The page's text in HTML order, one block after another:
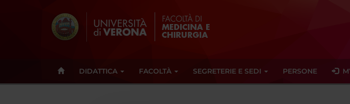
DIDATTICA FACOLTÀ SEGRETERIE E SEDI PERSONE